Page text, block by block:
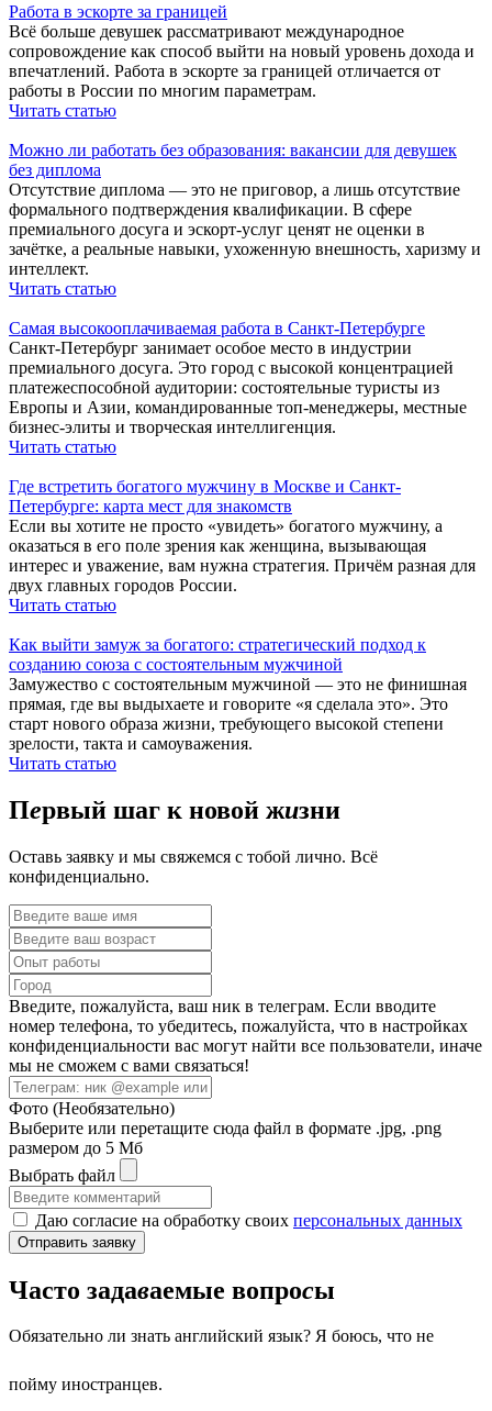
Работа в эскорте за границей
Всё больше девушек рассматривают международное
сопровождение как способ выйти на новый уровень дохода и
впечатлений. Работа в эскорте за границей отличается от
работы в России по многим параметрам.
Читать статью
Можно ли работать без образования: вакансии для девушек
без диплома
Отсутствие диплома — это не приговор, а лишь отсутствие
формального подтверждения квалификации. В сфере
премиального досуга и эскорт-услуг ценят не оценки в
зачётке, а реальные навыки, ухоженную внешность, харизму и
интеллект.
Читать статью
Самая высокооплачиваемая работа в Санкт-Петербурге
Санкт-Петербург занимает особое место в индустрии
премиального досуга. Это город с высокой концентрацией
платежеспособной аудитории: состоятельные туристы из
Европы и Азии, командированные топ-менеджеры, местные
бизнес-элиты и творческая интеллигенция.
Читать статью
Где встретить богатого мужчину в Москве и Санкт-
Петербурге: карта мест для знакомств
Если вы хотите не просто «увидеть» богатого мужчину, а
оказаться в его поле зрения как женщина, вызывающая
интерес и уважение, вам нужна стратегия. Причём разная для
двух главных городов России.
Читать статью
Как выйти замуж за богатого: стратегический подход к
созданию союза с состоятельным мужчиной
Замужество с состоятельным мужчиной — это не финишная
прямая, где вы выдыхаете и говорите «я сделала это». Это
старт нового образа жизни, требующего высокой степени
зрелости, такта и самоуважения.
Читать статью
Первый шаг к новой жизни
Оставь заявку и мы свяжемся с тобой лично. Всё
конфиденциально.
Введите, пожалуйста, ваш ник в телеграм. Если вводите
номер телефона, то убедитесь, пожалуйста, что в настройках
конфиденциальности вас могут найти все пользователи, иначе
мы не сможем с вами связаться!
Фото (Необязательно)
Выберите или перетащите сюда файл в формате .jpg, .png
размером до 5 Мб
Выбрать файл
Даю согласие на обработку своих персональных данных
Отправить заявку
Часто задаваемые вопросы
Обязательно ли знать английский язык? Я боюсь, что не
пойму иностранцев.